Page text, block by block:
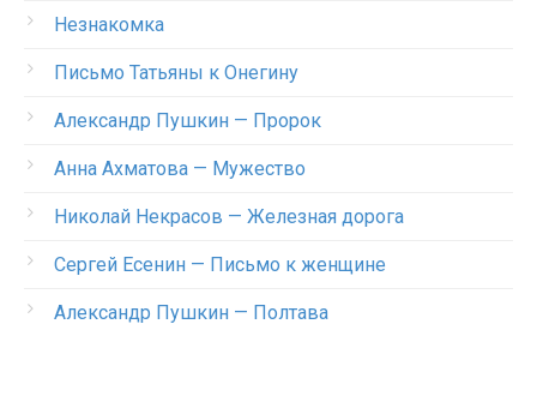
Незнакомка
Письмо Татьяны к Онегину
Александр Пушкин — Пророк
Анна Ахматова — Мужество
Николай Некрасов — Железная дорога
Сергей Есенин — Письмо к женщине
Александр Пушкин — Полтава